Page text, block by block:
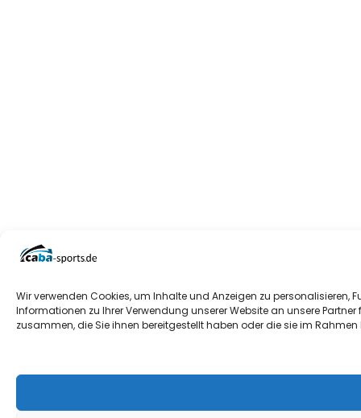
Wir verwenden Cookies, um Inhalte und Anzeigen zu
Informationen zu Ihrer Verwendung unserer Website an unsere
zusammen, die Sie ihnen bereitgestellt haben oder die sie im